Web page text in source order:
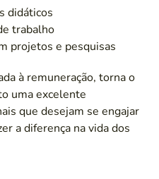
didáticos
trabalho
projetos e pesquisas
à remuneração, torna o
uma excelente
que desejam se engajar
a diferença na vida dos